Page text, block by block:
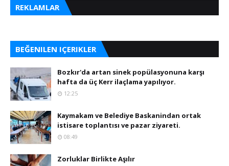
REKLAMLAR
BEĞENILEN IÇERIKLER
Bozkır'da artan sinek popülasyonuna karşı
hafta da üç Kerr ilaçlama yapılıyor.
12:25
Kaymakam ve Belediye Baskanindan ortak
istisare toplantısı ve pazar ziyareti.
08:49
Zorluklar Birlikte Aşılır